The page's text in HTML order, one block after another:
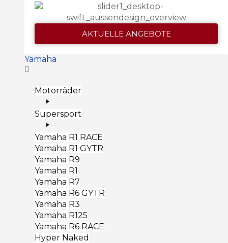
AKTUELLE ANGEBOTE
Yamaha
Motorräder
Supersport
Yamaha R1 RACE
Yamaha R1 GYTR
Yamaha R9
Yamaha R1
Yamaha R7
Yamaha R6 GYTR
Yamaha R3
Yamaha R125
Yamaha R6 RACE
Hyper Naked